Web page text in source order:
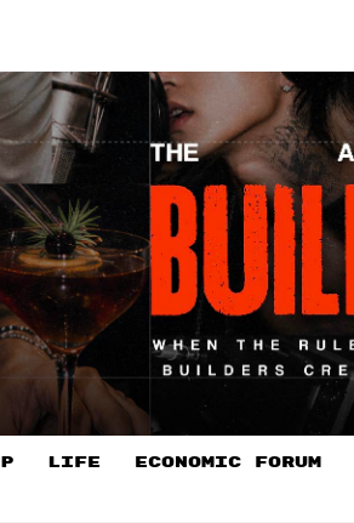
LIFE ECONOMIC FORUM